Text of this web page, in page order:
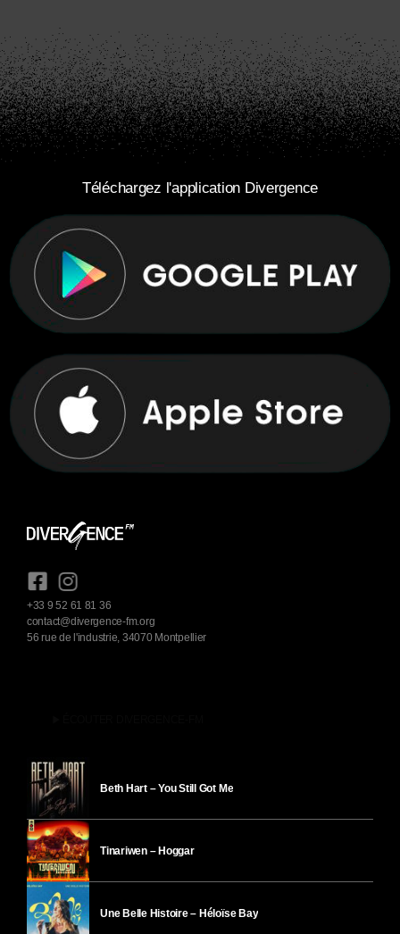
Téléchargez l'application Divergence
+33 9 52 61 81 36
contact@divergence-fm.org
56 rue de l'industrie, 34070 Montpellier
Beth Hart – You Still Got Me
Tinariwen – Hoggar
Une Belle Histoire – Héloïse Bay